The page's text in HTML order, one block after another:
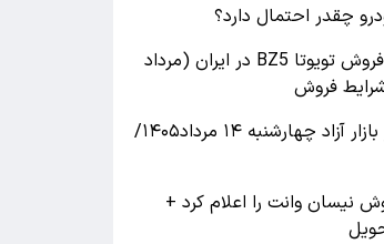
چقدر احتمال دارد؟
اولین بخشنامه فروش تویوتا BZ5 در ایران (مرداد
قیمت خودرو در بازار آزاد چهارشنبه ۱۴ مرداد۱۴۰۵/
نیسان وانت را اعلام کرد +